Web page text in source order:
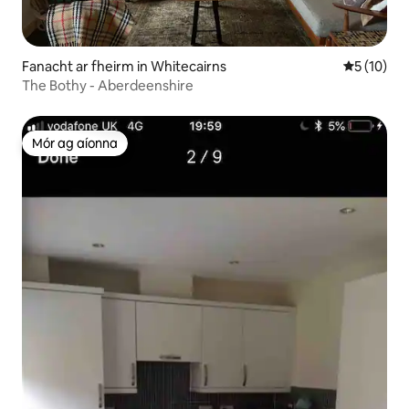
Fanacht ar fheirm in Whitecairns
5 (10)
The Bothy - Aberdeenshire
Mór ag aíonna
Mór ag aíonna